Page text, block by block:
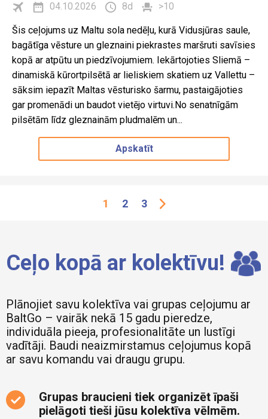
04.10.2026 8d >10
Šis ceļojums uz Maltu sola nedēļu, kurā Vidusjūras saule,
bagātīga vēsture un gleznaini piekrastes maršruti savīsies
kopā ar atpūtu un piedzīvojumiem. Iekārtojoties Sliemā –
dinamiskā kūrortpilsētā ar lieliskiem skatiem uz Vallettu –
sāksim iepazīt Maltas vēsturisko šarmu, pastaigājoties
gar promenādi un baudot vietējo virtuvi.No senatnīgām
pilsētām līdz gleznainām pludmalēm un...
Apskatīt
1 2 3
Ceļo kopā ar kolektīvu!
Plānojiet savu kolektīva vai grupas ceļojumu ar
BaltGo – vairāk nekā 15 gadu pieredze,
individuāla pieeja, profesionalitāte un lustīgi
vadītāji. Baudi neaizmirstamus ceļojumus kopā
ar savu komandu vai draugu grupu.
Grupas braucieni tiek organizēt īpaši
pielāgoti tieši jūsu kolektīva vēlmēm.